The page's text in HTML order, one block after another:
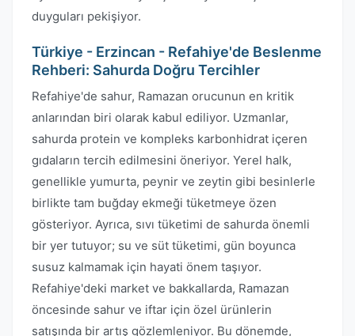
duyguları pekişiyor.
Türkiye - Erzincan - Refahiye'de Beslenme
Rehberi: Sahurda Doğru Tercihler
Refahiye'de sahur, Ramazan orucunun en kritik
anlarından biri olarak kabul ediliyor. Uzmanlar,
sahurda protein ve kompleks karbonhidrat içeren
gıdaların tercih edilmesini öneriyor. Yerel halk,
genellikle yumurta, peynir ve zeytin gibi besinlerle
birlikte tam buğday ekmeği tüketmeye özen
gösteriyor. Ayrıca, sıvı tüketimi de sahurda önemli
bir yer tutuyor; su ve süt tüketimi, gün boyunca
susuz kalmamak için hayati önem taşıyor.
Refahiye'deki market ve bakkallarda, Ramazan
öncesinde sahur ve iftar için özel ürünlerin
satışında bir artış gözlemleniyor. Bu dönemde,